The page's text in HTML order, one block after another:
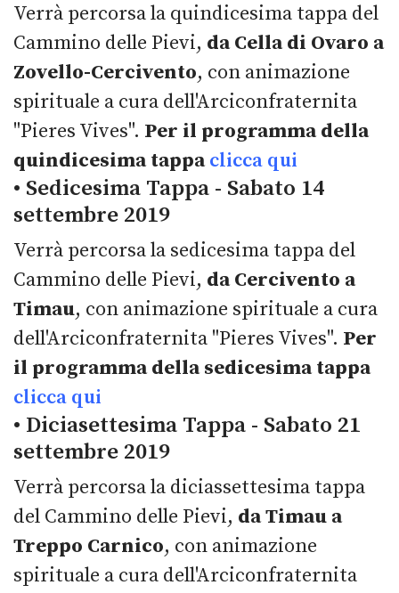
Verrà percorsa la quindicesima tappa del
Cammino delle Pievi, da Cella di Ovaro a
Zovello-Cercivento, con animazione
spirituale a cura dell'Arciconfraternita
"Pieres Vives". Per il programma della
quindicesima tappaclicca qui
• Sedicesima Tappa - Sabato 14
settembre 2019
Verrà percorsa la sedicesima tappa del
Cammino delle Pievi, da Cercivento a
Timau, con animazione spirituale a cura
dell'Arciconfraternita "Pieres Vives". Per
il programma della sedicesima tappa
clicca qui
• Diciasettesima Tappa - Sabato 21
settembre 2019
Verrà percorsa la diciassettesima tappa
del Cammino delle Pievi, da Timau a
Treppo Carnico, con animazione
spirituale a cura dell'Arciconfraternita